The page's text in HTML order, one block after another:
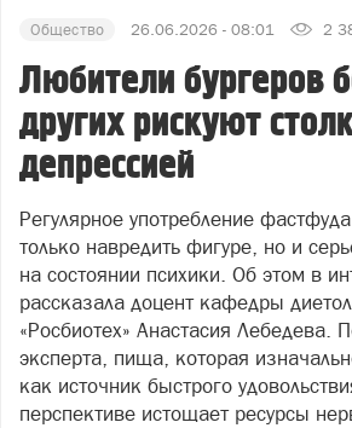
Общество 26.06.2026 - 08:01 2
Любители бургеров
других рискуют
депрессией
Регулярное употребление
только навредить фигуре, но и
на состоянии психики. Об этом в
рассказала доцент кафедры
«Росбиотех» Анастасия Лебедева.
эксперта, пища, которая
как источник быстрого
перспективе истощает ресурсы